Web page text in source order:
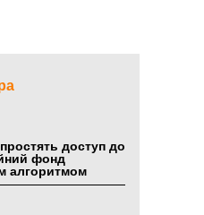
доступ до
фонд
алгоритмом